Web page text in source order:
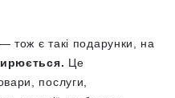
тож є такі подарунки, на
Це
послуги,